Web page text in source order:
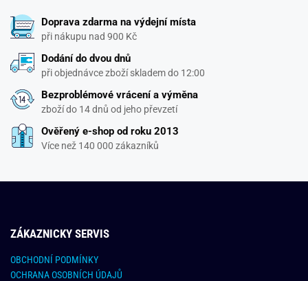
Doprava zdarma na výdejní místa
při nákupu nad 900 Kč
Dodání do dvou dnů
při objednávce zboží skladem do 12:00
Bezproblémové vrácení a výměna
zboží do 14 dnů od jeho převzetí
Ověřený e-shop od roku 2013
Více než 140 000 zákazníků
ZÁKAZNICKY SERVIS
OBCHODNÍ PODMÍNKY
OCHRANA OSOBNÍCH ÚDAJŮ